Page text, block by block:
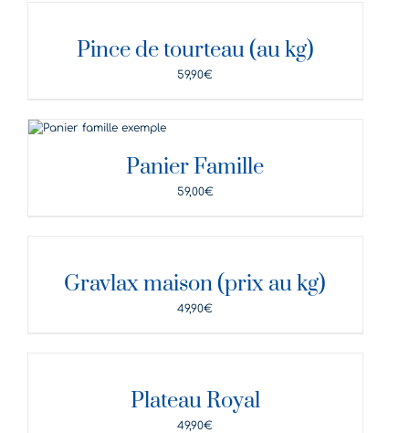
Pince de tourteau (au kg)
59,90€
DÉTAILS
Panier Famille
59,00€
Gravlax maison (prix au kg)
49,90€
Plateau Royal
49,90€